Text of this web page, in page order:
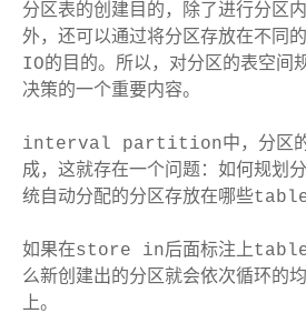
分区表的创建目的，除了进行分区
外，还可以通过将分区存放在不同
IO的目的。所以，对分区的表空间
决策的一个重要内容。
interval partition中，分区的
成，这就存在一个问题：如何规划
统自动分配的分区存放在哪些
如果在store in后面标注上
么新创建出的分区就会依次循环的
上。